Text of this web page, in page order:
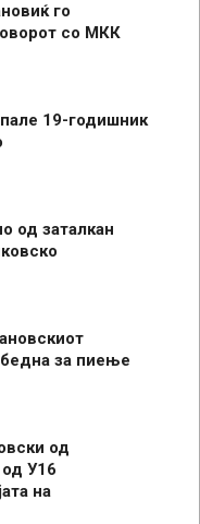
го
со МКК
19-годишник
од заталкан
за пиење
од
У16
на